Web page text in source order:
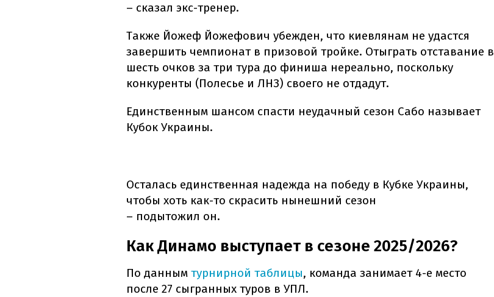
– сказал экс-тренер.
Также Йожеф Йожефович убежден, что киевлянам не удастся
завершить чемпионат в призовой тройке. Отыграть отставание в
шесть очков за три тура до финиша нереально, поскольку
конкуренты (Полесье и ЛНЗ) своего не отдадут.
Единственным шансом спасти неудачный сезон Сабо называет
Кубок Украины.
Осталась единственная надежда на победу в Кубке Украины,
чтобы хоть как-то скрасить нынешний сезон
– подытожил он.
Как Динамо выступает в сезоне 2025/2026?
По данным турнирной таблицы, команда занимает 4-е место
после 27 сыгранных туров в УПЛ.